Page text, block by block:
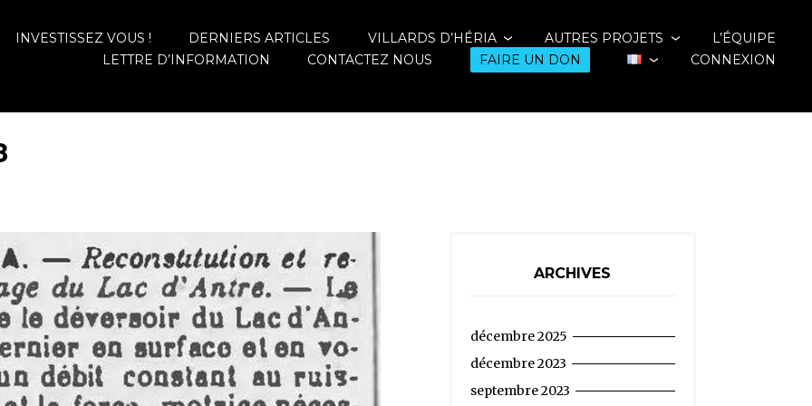
INVESTISSEZ VOUS ! DERNIERS ARTICLES VILLARDS D’HÉRIA AUTRES PROJETS
L’ÉQUIPE
LETTRE D’INFORMATION
CONTACTEZ NOUS FAIRE UN DON CONNEXION
ARCHIVES
décembre 2025
décembre 2023
septembre 2023